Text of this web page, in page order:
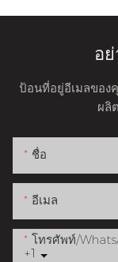
อ
ป้อนที่อยู่อีเมลของ
ผลิ
ชื่อ
อีเมล
+1
โทรศัพท์/